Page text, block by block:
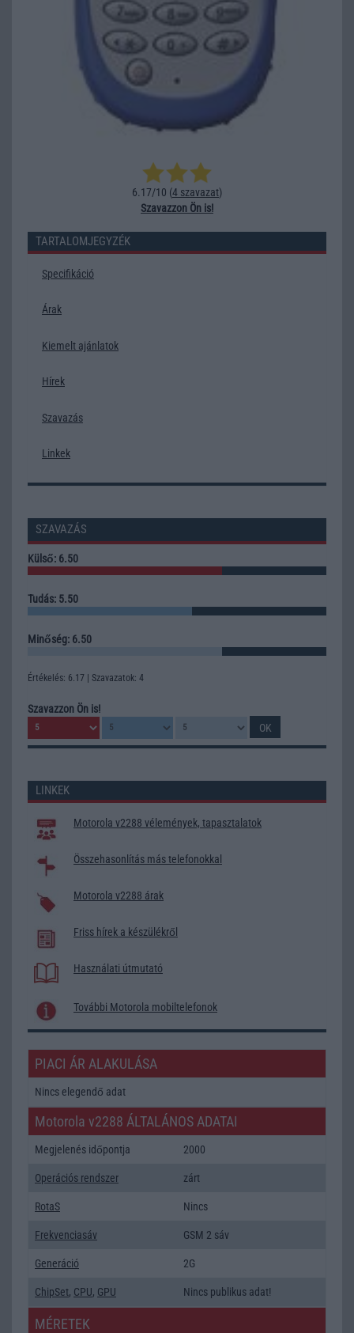
6.17/10 (4 szavazat)
Szavazzon Ön is!
TARTALOMJEGYZÉK
Specifikáció
Árak
Kiemelt ajánlatok
Hírek
Szavazás
Linkek
SZAVAZÁS
Külső: 6.50
Tudás: 5.50
Minőség: 6.50
Értékelés: 6.17 | Szavazatok: 4
Szavazzon Ön is!
LINKEK
Motorola v2288 vélemények, tapasztalatok
Összehasonlítás más telefonokkal
Motorola v2288 árak
Friss hírek a készülékről
Használati útmutató
További Motorola mobiltelefonok
PIACI ÁR ALAKULÁSA
Nincs elegendő adat
Motorola v2288 ÁLTALÁNOS ADATAI
Megjelenés időpontja 2000
Operációs rendszer zárt
RotaS Nincs
Frekvenciasáv GSM 2 sáv
Generáció 2G
ChipSet, CPU, GPU Nincs publikus adat!
MÉRETEK